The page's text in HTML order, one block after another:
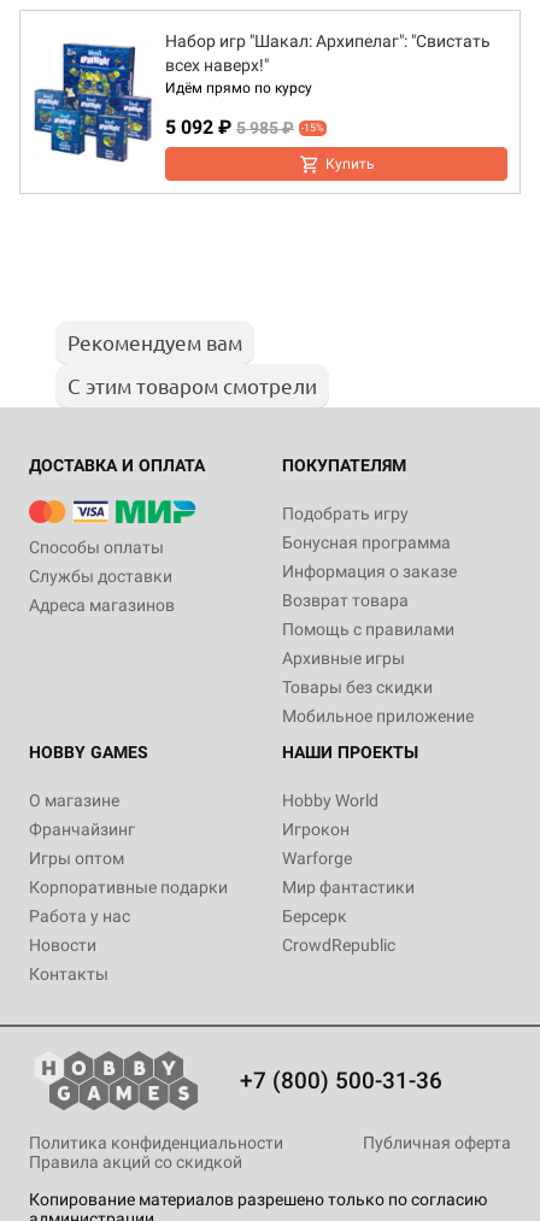
Набор игр "Шакал: Архипелаг": "Свистать
всех наверх!"
Идём прямо по курсу
5 092 ₽ 5 985 ₽ -15%
Купить
Рекомендуем вам
С этим товаром смотрели
ДОСТАВКА И ОПЛАТА
Способы оплаты
Службы доставки
Адреса магазинов
ПОКУПАТЕЛЯМ
Подобрать игру
Бонусная программа
Информация о заказе
Возврат товара
Помощь с правилами
Архивные игры
Товары без скидки
Мобильное приложение
HOBBY GAMES
О магазине
Франчайзинг
Игры оптом
Корпоративные подарки
Работа у нас
Новости
Контакты
НАШИ ПРОЕКТЫ
Hobby World
Игрокон
Warforge
Мир фантастики
Берсерк
CrowdRepublic
+7 (800) 500-31-36
Копирование материалов разрешено только по согласию
Политика конфиденциальности
Публичная оферта
Правила акций со скидкой